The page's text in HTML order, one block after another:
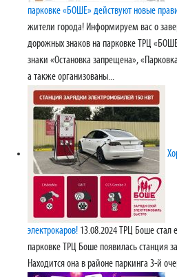
парковке «БОШЕ» действуют новые
жители города! Информируем вас о
дорожных знаков на парковке ТРЦ
знаки «Остановка запрещена»,
а также организованы...
электрокаров! 13.08.2024ТРЦ Боше стал
парковке ТРЦ Боше появилась станция
Находится она в районе паркинга 3-й